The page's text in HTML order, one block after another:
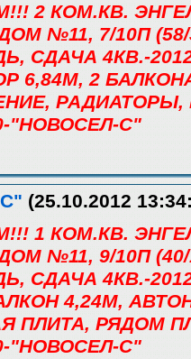
2 КОМ.КВ.
№11, 7/10П (58/
СДАЧА 4КВ.-
6,84М, 2
"НОВОСЕЛ-С"
(25.10.2012
1 КОМ.КВ.
№11, 9/10П (40/
СДАЧА 4КВ.-
4,24М,
ПЛИТА, РЯДОМ
"НОВОСЕЛ-С"